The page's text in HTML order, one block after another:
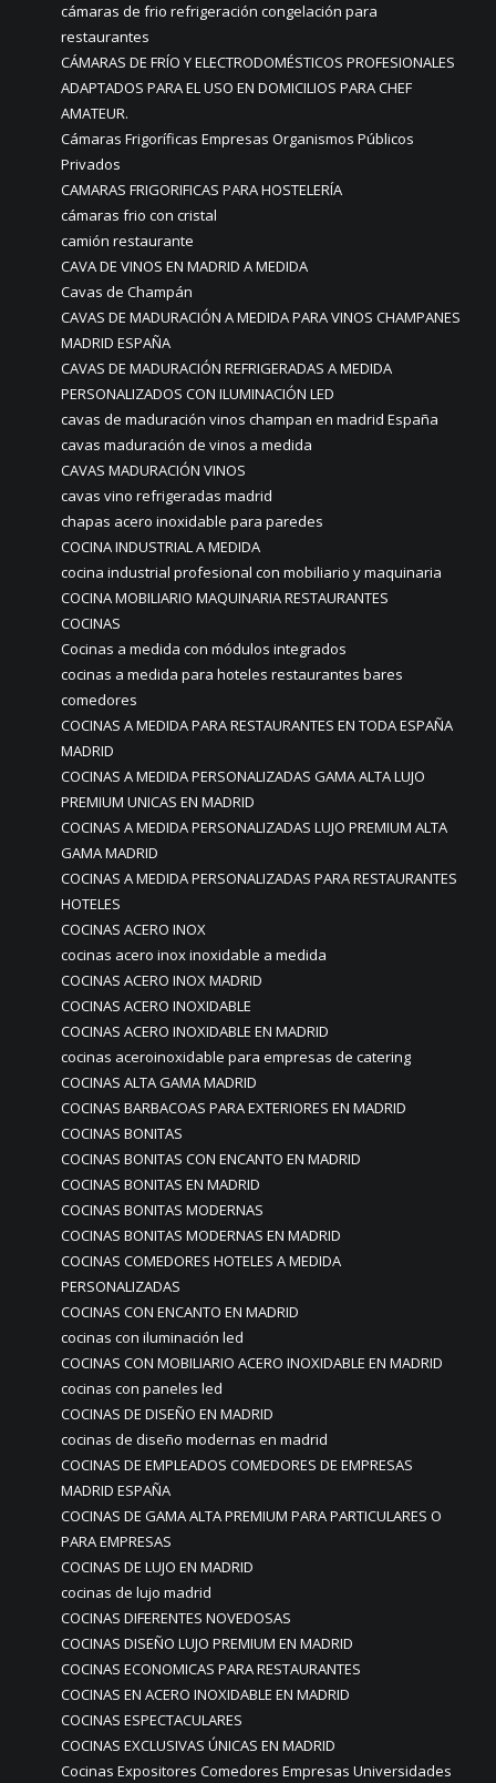
cámaras de frio refrigeración congelación para
restaurantes
CÁMARAS DE FRÍO Y ELECTRODOMÉSTICOS PROFESIONALES
ADAPTADOS PARA EL USO EN DOMICILIOS PARA CHEF
AMATEUR.
Cámaras Frigoríficas Empresas Organismos Públicos
Privados
CAMARAS FRIGORIFICAS PARA HOSTELERÍA
cámaras frio con cristal
camión restaurante
CAVA DE VINOS EN MADRID A MEDIDA
Cavas de Champán
CAVAS DE MADURACIÓN A MEDIDA PARA VINOS CHAMPANES
MADRID ESPAÑA
CAVAS DE MADURACIÓN REFRIGERADAS A MEDIDA
PERSONALIZADOS CON ILUMINACIÓN LED
cavas de maduración vinos champan en madrid España
cavas maduración de vinos a medida
CAVAS MADURACIÓN VINOS
cavas vino refrigeradas madrid
chapas acero inoxidable para paredes
COCINA INDUSTRIAL A MEDIDA
cocina industrial profesional con mobiliario y maquinaria
COCINA MOBILIARIO MAQUINARIA RESTAURANTES
COCINAS
Cocinas a medida con módulos integrados
cocinas a medida para hoteles restaurantes bares
comedores
COCINAS A MEDIDA PARA RESTAURANTES EN TODA ESPAÑA
MADRID
COCINAS A MEDIDA PERSONALIZADAS GAMA ALTA LUJO
PREMIUM UNICAS EN MADRID
COCINAS A MEDIDA PERSONALIZADAS LUJO PREMIUM ALTA
GAMA MADRID
COCINAS A MEDIDA PERSONALIZADAS PARA RESTAURANTES
HOTELES
COCINAS ACERO INOX
cocinas acero inox inoxidable a medida
COCINAS ACERO INOX MADRID
COCINAS ACERO INOXIDABLE
COCINAS ACERO INOXIDABLE EN MADRID
cocinas aceroinoxidable para empresas de catering
COCINAS ALTA GAMA MADRID
COCINAS BARBACOAS PARA EXTERIORES EN MADRID
COCINAS BONITAS
COCINAS BONITAS CON ENCANTO EN MADRID
COCINAS BONITAS EN MADRID
COCINAS BONITAS MODERNAS
COCINAS BONITAS MODERNAS EN MADRID
COCINAS COMEDORES HOTELES A MEDIDA
PERSONALIZADAS
COCINAS CON ENCANTO EN MADRID
cocinas con iluminación led
COCINAS CON MOBILIARIO ACERO INOXIDABLE EN MADRID
cocinas con paneles led
COCINAS DE DISEÑO EN MADRID
cocinas de diseño modernas en madrid
COCINAS DE EMPLEADOS COMEDORES DE EMPRESAS
MADRID ESPAÑA
COCINAS DE GAMA ALTA PREMIUM PARA PARTICULARES O
PARA EMPRESAS
COCINAS DE LUJO EN MADRID
cocinas de lujo madrid
COCINAS DIFERENTES NOVEDOSAS
COCINAS DISEÑO LUJO PREMIUM EN MADRID
COCINAS ECONOMICAS PARA RESTAURANTES
COCINAS EN ACERO INOXIDABLE EN MADRID
COCINAS ESPECTACULARES
COCINAS EXCLUSIVAS ÚNICAS EN MADRID
Cocinas Expositores Comedores Empresas Universidades